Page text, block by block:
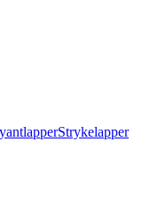
Strykelapper